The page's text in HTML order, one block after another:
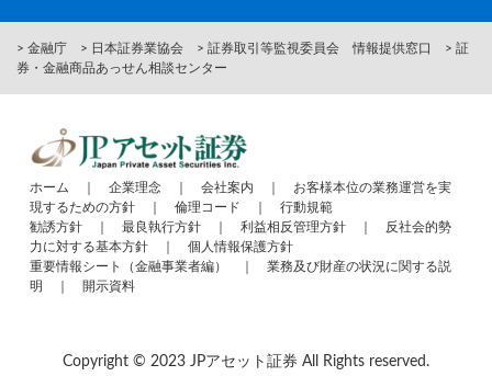
> 金融庁 > 日本証券業協会 > 証券取引等監視委員会 情報提供窓口
> 証
券・金融商品あっせん相談センター
ホーム 企業理念 会社案内
お客様本位の業務運営を実
現するための方針
倫理コード
行動規範
勧誘方針
最良執行方針 利益相反管理方針
反社会的勢
力に対する基本方針
個人情報保護方針
重要情報シート（金融事業者編）
業務及び財産の状況に関する説
明
開示資料
Copyright © 2023 JPアセット証券 All Rights reserved.